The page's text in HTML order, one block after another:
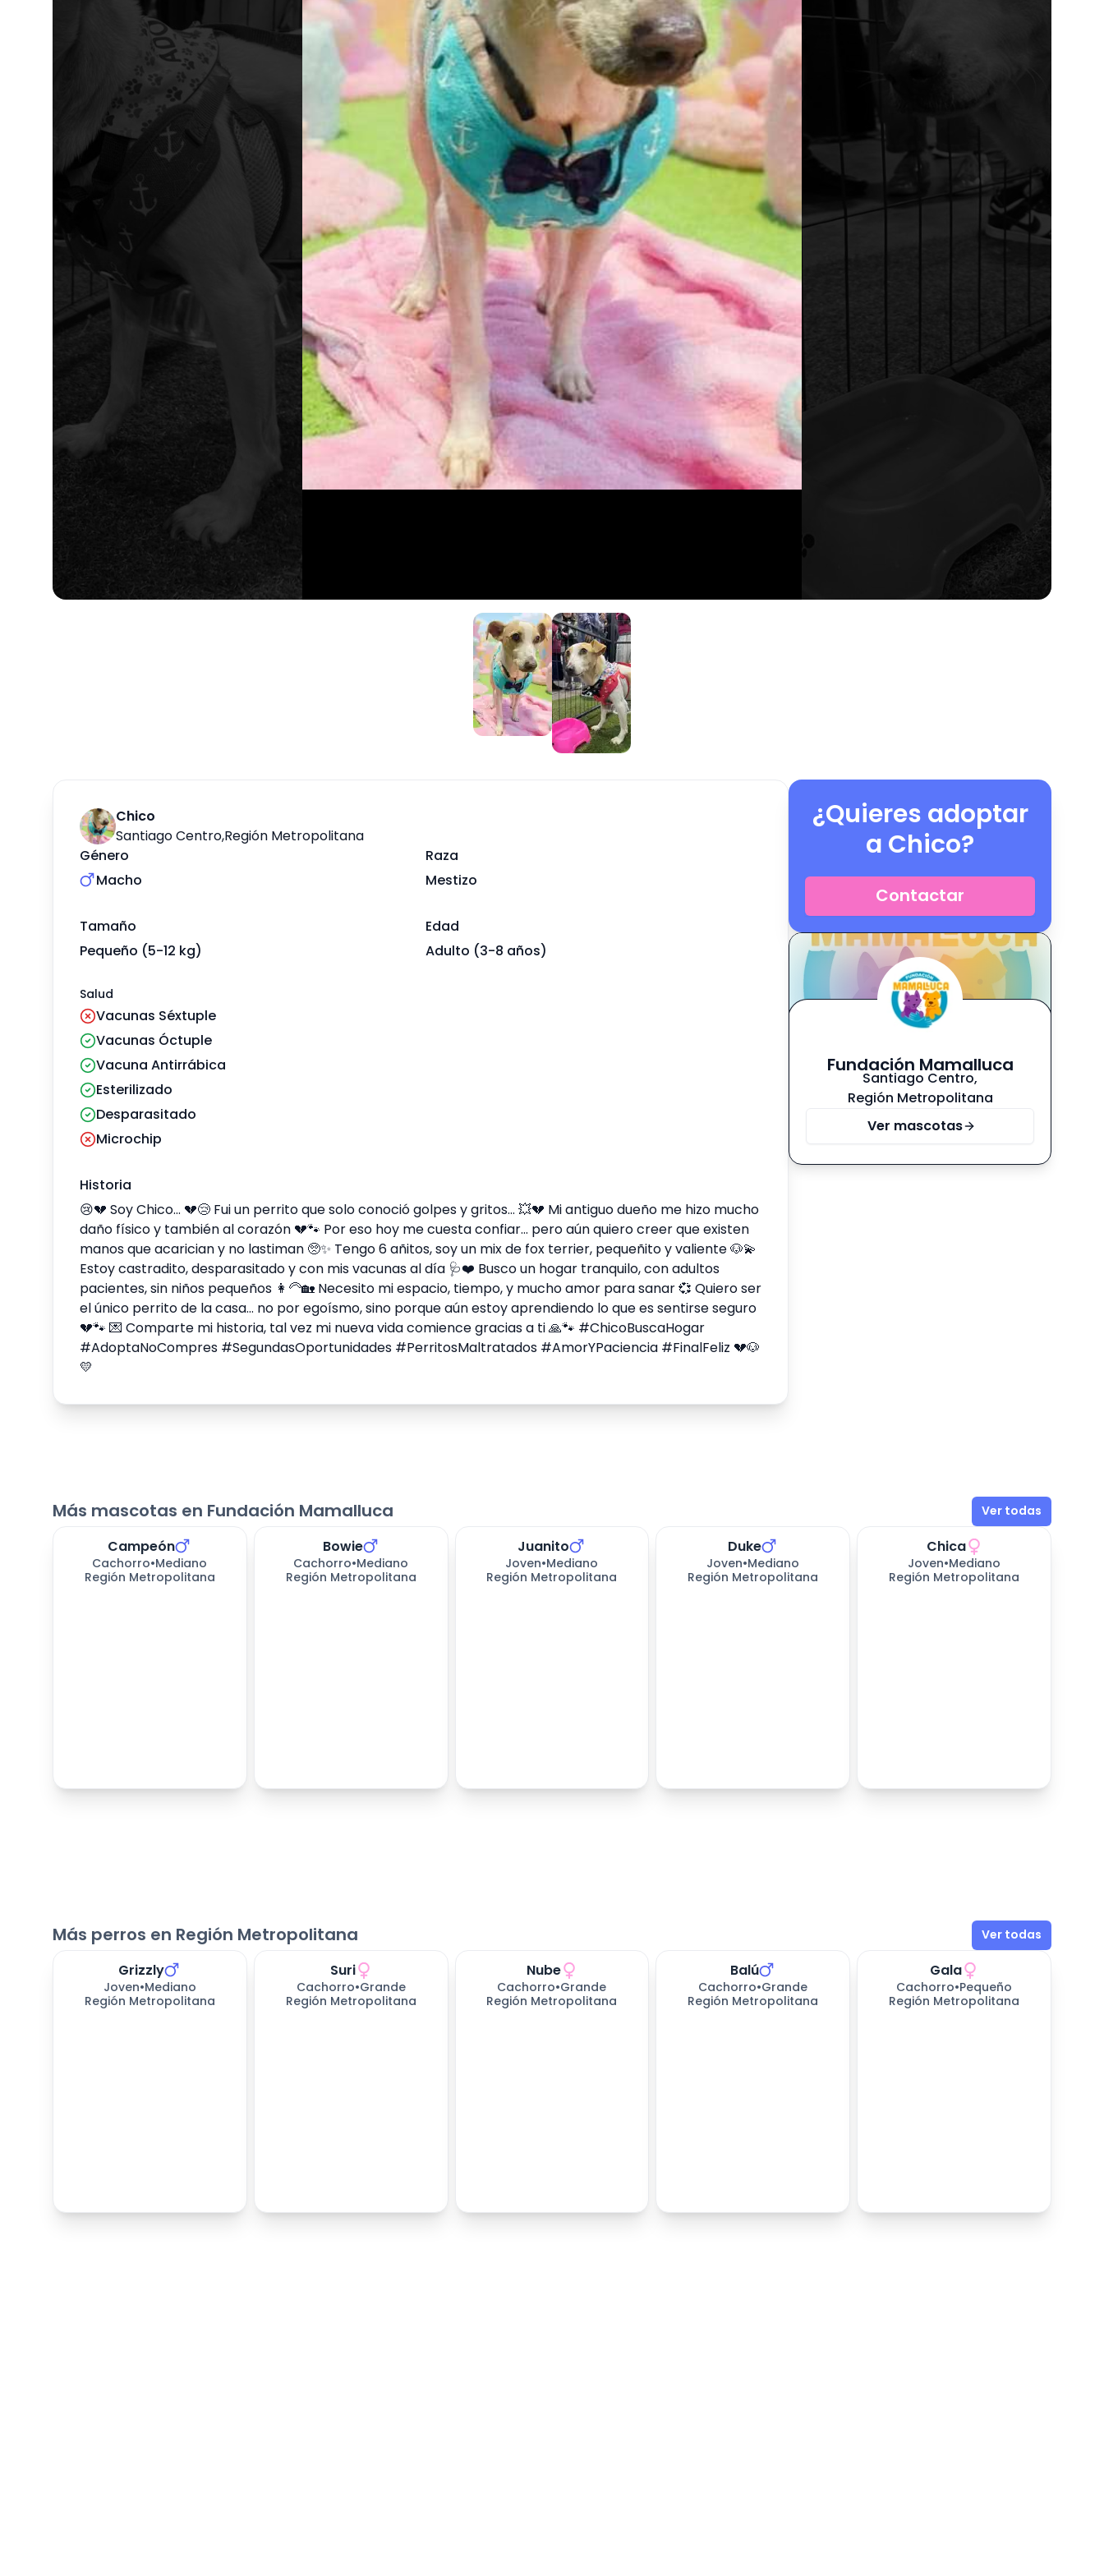
Chico
Santiago Centro,Región Metropolitana
Género
Macho
Raza
Mestizo
Tamaño
Pequeño (5-12 kg)
Edad
Adulto (3-8 años)
Salud
Vacunas Séxtuple
Vacunas Óctuple
Vacuna Antirrábica
Esterilizado
Desparasitado
Microchip
Historia
😢💔 Soy Chico... 💔😢 Fui un perrito que solo conoció golpes y gritos... 💥💔 Mi antiguo dueño me hizo mucho
daño físico y también al corazón 💔🐾 Por eso hoy me cuesta confiar... pero aún quiero creer que existen
manos que acarician y no lastiman 🥺✨ Tengo 6 añitos, soy un mix de fox terrier, pequeñito y valiente 🐶💫
Estoy castradito, desparasitado y con mis vacunas al día 🩺❤️ Busco un hogar tranquilo, con adultos
pacientes, sin niños pequeños 👩‍🦳🏡 Necesito mi espacio, tiempo, y mucho amor para sanar 💞 Quiero ser
el único perrito de la casa... no por egoísmo, sino porque aún estoy aprendiendo lo que es sentirse seguro
💔🐾 💌 Comparte mi historia, tal vez mi nueva vida comience gracias a ti 🙏🐾 #ChicoBuscaHogar
#AdoptaNoCompres #SegundasOportunidades #PerritosMaltratados #AmorYPaciencia #FinalFeliz 💔🐶
💛
¿Quieres adoptar
a Chico?
Contactar
Fundación Mamalluca
Santiago Centro,
Región Metropolitana
Ver mascotas
Más mascotas en Fundación Mamalluca Ver todas
Campeón
Cachorro•Mediano
Región Metropolitana
Bowie
Cachorro•Mediano
Región Metropolitana
Juanito
Joven•Mediano
Región Metropolitana
días esperando
Duke
Joven•Mediano
Región Metropolitana
días esperando
Chica
Joven•Mediano
Región Metropolitana
Más perros en Región Metropolitana Ver todas
Grizzly
Joven•Mediano
Región Metropolitana
Suri
Cachorro•Grande
Región Metropolitana
Nube
Cachorro•Grande
Región Metropolitana
Balú
Cachorro•Grande
Región Metropolitana
Gala
Cachorro•Pequeño
Región Metropolitana